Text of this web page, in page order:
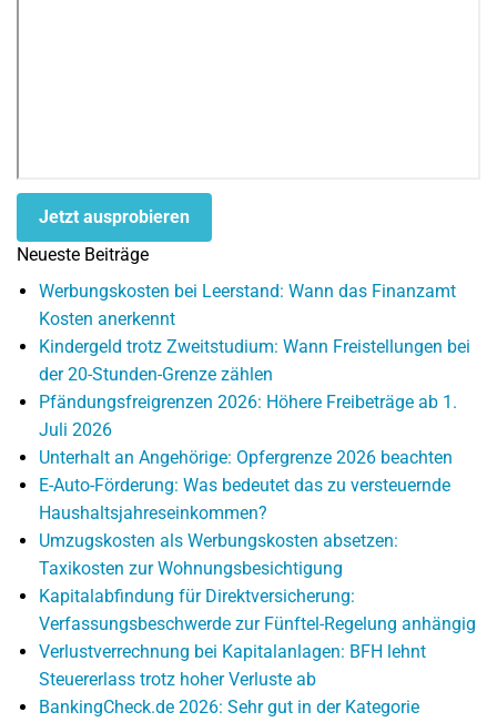
Jetzt ausprobieren
Neueste Beiträge
Werbungskosten bei Leerstand: Wann das Finanzamt
Kosten anerkennt
Kindergeld trotz Zweitstudium: Wann Freistellungen bei
der 20-Stunden-Grenze zählen
Pfändungsfreigrenzen 2026: Höhere Freibeträge ab 1.
Juli 2026
Unterhalt an Angehörige: Opfergrenze 2026 beachten
E-Auto-Förderung: Was bedeutet das zu versteuernde
Haushaltsjahreseinkommen?
Umzugskosten als Werbungskosten absetzen:
Taxikosten zur Wohnungsbesichtigung
Kapitalabfindung für Direktversicherung:
Verfassungsbeschwerde zur Fünftel-Regelung anhängig
Verlustverrechnung bei Kapitalanlagen: BFH lehnt
Steuererlass trotz hoher Verluste ab
BankingCheck.de 2026: Sehr gut in der Kategorie